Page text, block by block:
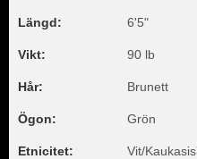
Längd: 6'5"
Vikt: 90 lb
Hår: Brunett
Ögon: Grön
Etnicitet: Vit/